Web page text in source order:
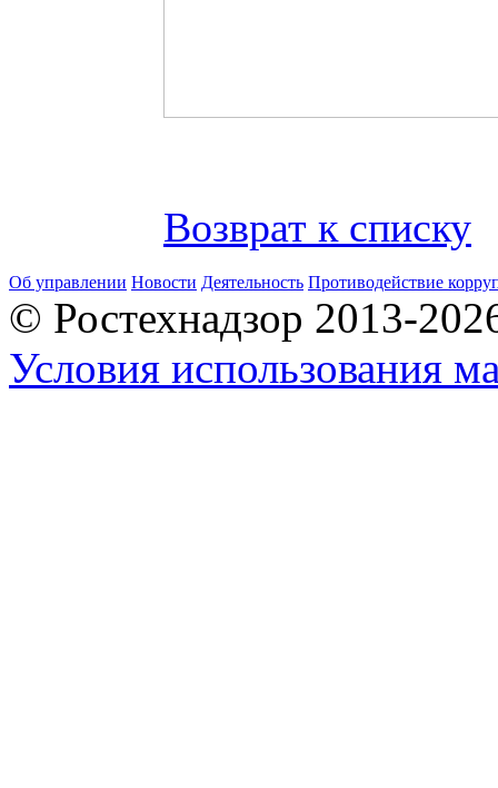
Возврат к списку
Об управлении Новости Деятельность Противодействие
© Ростехнадзор 2013-
Условия использования